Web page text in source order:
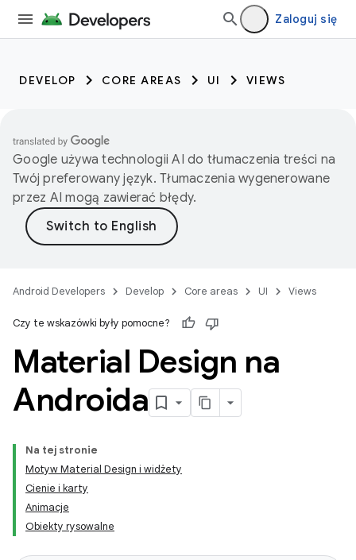
Zaloguj się
DEVELOP CORE AREAS UI VIEWS
Google używa technologii AI do tłumaczenia treści na
Twój preferowany język. Tłumaczenia wygenerowane
przez AI mogą zawierać błędy.
Android Developers Develop Core areas UI Views
Czy te wskazówki były pomocne?
Material Design na
Androida
Na tej stronie
Motyw Material Design i widżety
Cienie i karty
Animacje
Obiekty rysowalne